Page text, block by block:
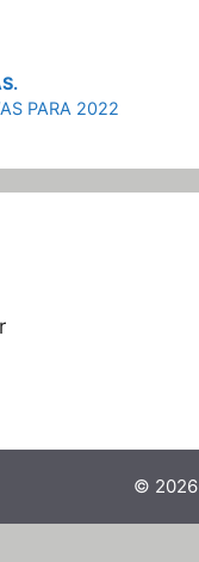
PARA 2022
© 2026